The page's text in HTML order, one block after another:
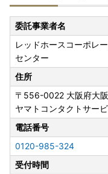
〇ワンストップ特例申
＜＜大河原町はワン
象自治体です＞＞
申請アプリ「IAM（ア
で、書類の作成や申請
寄附の申込の際に、
されたかたへ受領証明
す。
年末に寄附をされた
能性が高いため、お
をご確認いただき、オ
委託事業者名
レッドホースコーポレ
センター
住所
〒556-0022 大阪府大
ヤマトコンタクトサー
電話番号
0120-985-324
受付時間